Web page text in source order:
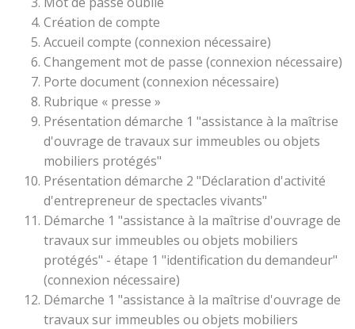
Création de compte
Accueil compte (connexion nécessaire)
Changement mot de passe (connexion nécessaire)
Porte document (connexion nécessaire)
Rubrique « presse »
Présentation démarche 1 "assistance à la maîtrise
d'ouvrage de travaux sur immeubles ou objets
mobiliers protégés"
Présentation démarche 2 "Déclaration d'activité
d'entrepreneur de spectacles vivants"
Démarche 1 "assistance à la maîtrise d'ouvrage de
travaux sur immeubles ou objets mobiliers
protégés" - étape 1 "identification du demandeur"
(connexion nécessaire)
Démarche 1 "assistance à la maîtrise d'ouvrage de
travaux sur immeubles ou objets mobiliers